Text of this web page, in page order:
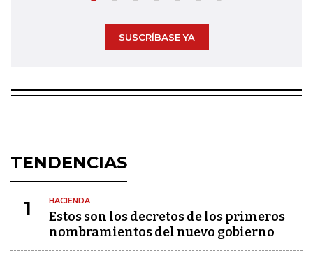
SUSCRÍBASE YA
TENDENCIAS
1 HACIENDA
Estos son los decretos de los primeros
nombramientos del nuevo gobierno